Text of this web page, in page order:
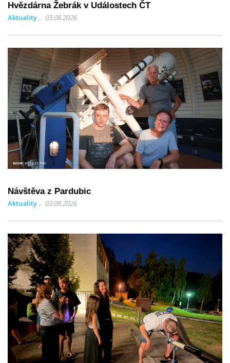
Hvězdárna Žebrák v Událostech ČT
Aktuality 03.08.2026
Návštěva z Pardubic
Aktuality 03.08.2026